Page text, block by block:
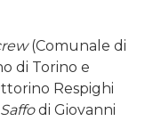
(Comunale di
di Torino e
Respighi
Saffodi Giovanni